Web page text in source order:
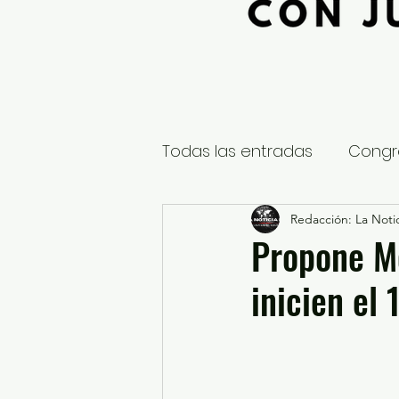
Todas las entradas
Nacional
Educación y Cultura
Propone
inicien el
Redacción: La